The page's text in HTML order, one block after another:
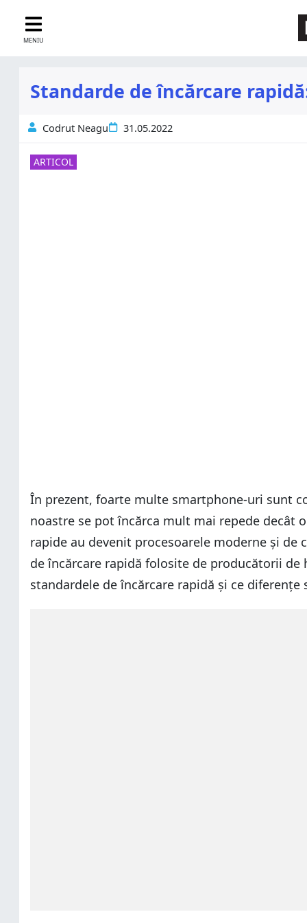
MENIU
Standarde de încărcare
Codrut Neagu 31.05.2022
ARTICOL
În prezent, foarte multe smartphone-uri sunt
noastre se pot încărca mult mai repede decât
rapide au devenit procesoarele moderne și
de încărcare rapidă folosite de producătorii
standardele de încărcare rapidă și ce